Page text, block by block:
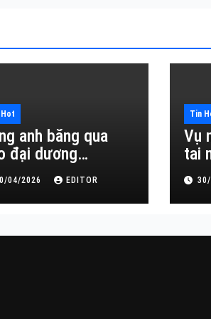
anh băng qua
đại dương…
04/2026 EDITOR
Tin
Vụ
tai